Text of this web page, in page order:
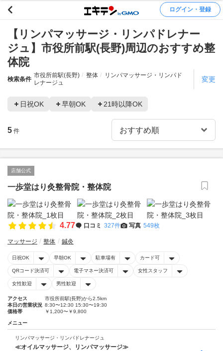
ログイン・登録
【リンパマッサージ・リンパドレナー
ジュ】市役所前駅(長野)周辺のおすすめ整
体院
検索条件
市役所前駅(長野) 整体
リンパマッサージ・リンパド
レナージュ
変更
日祝OK 早朝OK 21時以降OK
5 件
店舗公式
一歩堂はり灸整骨院・整体院
4.77 口コミ 327件 写真 549枚
マッサージ 整体 鍼灸
日祝OK 早朝OK 駐車場有 カード可
QRコード決済可 電子マネー決済可 女性スタッフ
女性歓迎 男性歓迎
アクセス
市役所前駅(長野)から2.5km
本日の営業状況 8:30〜12:30 15:30〜19:30
価格帯
￥1,200〜￥9,800
メニュー
リンパマッサージ・リンパドレナージュ
≪オイルマッサージ、リンパマッサージ≫